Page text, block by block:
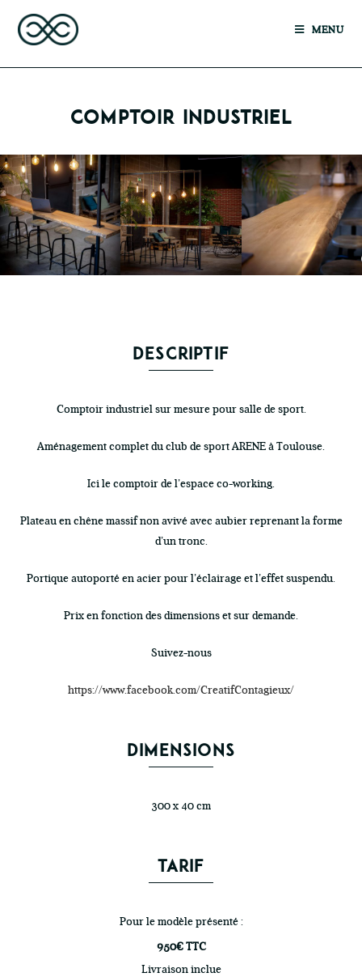
MENU
COMPTOIR INDUSTRIEL
DESCRIPTIF
Comptoir industriel sur mesure pour salle de sport.
Aménagement complet du club de sport ARENE à Toulouse.
Ici le comptoir de l’espace co-working.
Plateau en chêne massif non avivé avec aubier reprenant la forme
d’un tronc.
Portique autoporté en acier pour l’éclairage et l’effet suspendu.
Prix en fonction des dimensions et sur demande.
Suivez-nous
https://www.facebook.com/CreatifContagieux/
DIMENSIONS
300 x 40 cm
TARIF
Pour le modèle présenté :
950€ TTC
Livraison inclue